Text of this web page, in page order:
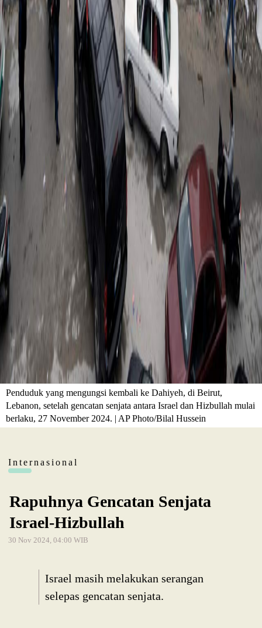
Penduduk yang mengungsi kembali ke Dahiyeh, di Beirut,
Lebanon, setelah gencatan senjata antara Israel dan Hizbullah mulai
berlaku, 27 November 2024. | AP Photo/Bilal Hussein
Internasional
Rapuhnya Gencatan Senjata
Israel-Hizbullah
30 Nov 2024, 04:00 WIB
Israel masih melakukan serangan
selepas gencatan senjata.